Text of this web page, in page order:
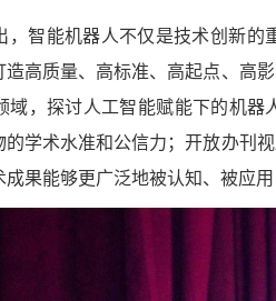
，智能机器人不仅是技术创新的
造高质量、高标准、高起点、高
域，探讨人工智能赋能下的机
的学术水准和公信力；开放办刊
果能够更广泛地被认知、被应